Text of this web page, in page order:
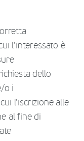
l'interessato è
dello
o i
l'iscrizione alle
al fine di